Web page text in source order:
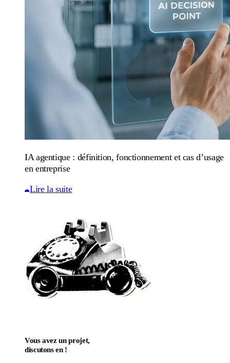
IA agentique : définition, fonctionnement et cas d’usage
en entreprise
Lire la suite
Vous avez un projet,
discutons en !